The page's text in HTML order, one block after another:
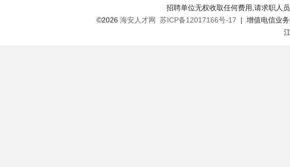
招聘单位无权收取任何费用,请求职人
©2026 海安人才网 苏ICP备12017166号-17 | 增值电信业